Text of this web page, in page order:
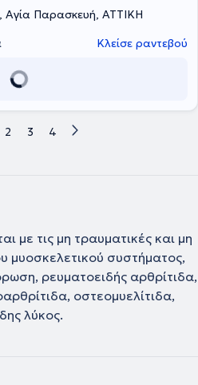
η ιατρός είναι τακτικό
την κλινική εμπειρία με την
Παρασκευή, ΑΤΤΙΚΗ
Κλείσε ραντεβού
2 3 4
με τις μη τραυματικές και μη
μυοσκελετικού συστήματος,
ρευματοειδής αρθρίτιδα,
οστεομυελίτιδα,
λύκος.